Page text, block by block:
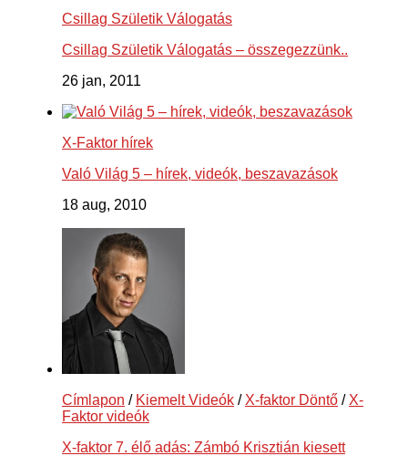
Csillag Születik Válogatás
Csillag Születik Válogatás – összegezzünk..
26 jan, 2011
X-Faktor hírek
Való Világ 5 – hírek, videók, beszavazások
18 aug, 2010
Címlapon / Kiemelt Videók / X-faktor Döntő / X-
Faktor videók
X-faktor 7. élő adás: Zámbó Krisztián kiesett